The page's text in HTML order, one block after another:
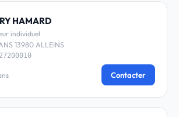
HAMARD
individuel
13980 ALLEINS
Contacter